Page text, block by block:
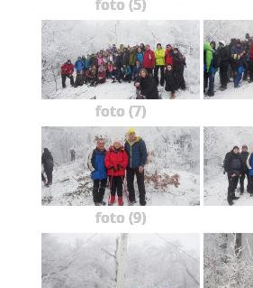
foto (5)
foto (7)
foto (9)